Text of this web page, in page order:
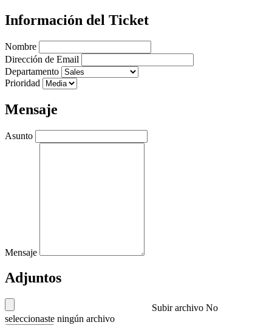
Información del Ticket
Nombre
Dirección de Email
Departamento
Prioridad
Mensaje
Asunto
Mensaje
Adjuntos
Subir archivo No
seleccionaste ningún archivo